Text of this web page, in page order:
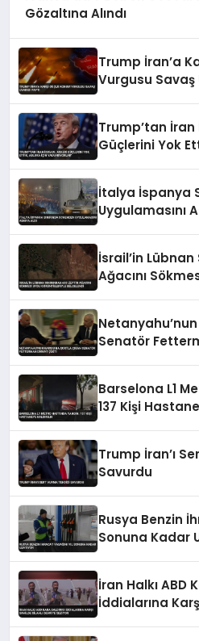
Gözaltına Alındı
Trump İran’a
Vurgusu Savaş
Trump’tan İran
Güçlerini Yok
İtalya İspanya
Uygulamasını
İsrail’in Lübnan
Ağacını
Netanyahu’nun
Senatör
Barselona L1
137 Kişi
Trump İran’ı
Savurdu
Rusya Benzin
Sonuna Kadar
İran Halkı ABD
İddialarına